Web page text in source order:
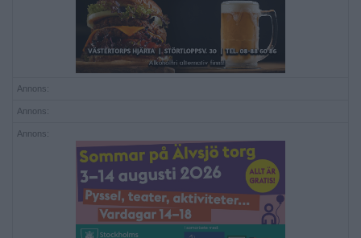
Annons:
Annons:
Annons: